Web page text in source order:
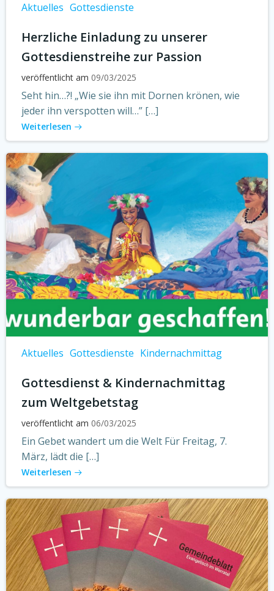
Aktuelles Gottesdienste
Herzliche Einladung zu unserer
Gottesdienstreihe zur Passion
veröffentlicht am 09/03/2025
Seht hin…?! „Wie sie ihn mit Dornen krönen, wie
jeder ihn verspotten will…” […]
Weiterlesen
Aktuelles Gottesdienste Kindernachmittag
Gottesdienst & Kindernachmittag
zum Weltgebetstag
veröffentlicht am 06/03/2025
Ein Gebet wandert um die Welt Für Freitag, 7.
März, lädt die […]
Weiterlesen